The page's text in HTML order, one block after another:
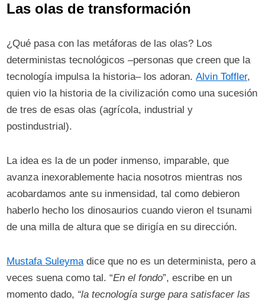
Las olas de transformación
¿Qué pasa con las metáforas de las olas? Los
deterministas tecnológicos –personas que creen que la
tecnología impulsa la historia– los adoran.Alvin Toffler,
quien vio la historia de la civilización como una sucesión
de tres de esas olas (agrícola, industrial y
postindustrial).
La idea es la de un poder inmenso, imparable, que
avanza inexorablemente hacia nosotros mientras nos
acobardamos ante su inmensidad, tal como debieron
haberlo hecho los dinosaurios cuando vieron el tsunami
de una milla de altura que se dirigía en su dirección.
Mustafa Suleymadice que no es un determinista, pero a
veces suena como tal. “En el fondo”, escribe en un
momento dado, “la tecnología surge para satisfacer las